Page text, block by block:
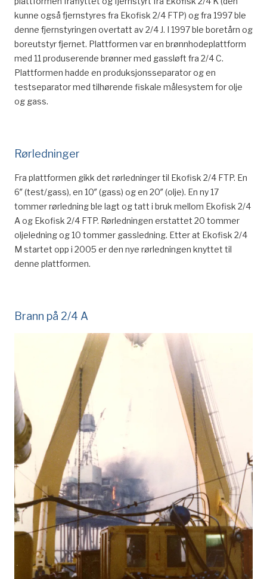
kunne også fjernstyres fra Ekofisk 2/4 FTP) og fra 1997 ble
denne fjernstyringen overtatt av 2/4 J. I 1997 ble boretårn og
boreutstyr fjernet. Plattformen var en brønnhodeplattform
med 11 produserende brønner med gassløft fra 2/4 C.
Plattformen hadde en produksjonsseparator og en
testseparator med tilhørende fiskale målesystem for olje
og gass.
Rørledninger
Fra plattformen gikk det rørledninger til Ekofisk 2/4 FTP. En
6″ (test/gass), en 10″ (gass) og en 20″ (olje). En ny 17
tommer rørledning ble lagt og tatt i bruk mellom Ekofisk 2/4
A og Ekofisk 2/4 FTP. Rørledningen erstattet 20 tommer
oljeledning og 10 tommer gassledning. Etter at Ekofisk 2/4
M startet opp i 2005 er den nye rørledningen knyttet til
denne plattformen.
Brann på 2/4 A